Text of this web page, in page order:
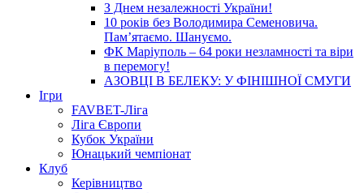
З Днем незалежності України!
10 років без Володимира Семеновича.
Пам’ятаємо. Шануємо.
ФК Маріуполь – 64 роки незламності та віри
в перемогу!
АЗОВЦІ В БЕЛЕКУ: У ФІНІШНОЇ СМУГИ
Ігри
FAVBET-Ліга
Ліга Європи
Кубок України
Юнацький чемпіонат
Клуб
Керівництво